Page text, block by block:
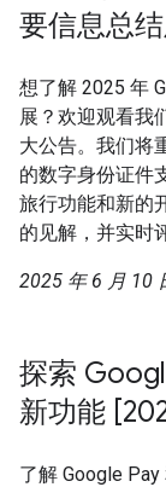
要信息总
想了解 2025 年
展？欢迎观看我
大公告。我们将
的数字身份证件
旅行功能和新的
的见解，并实时
2025 年 6 月 10
探索
新功能
了解 Google